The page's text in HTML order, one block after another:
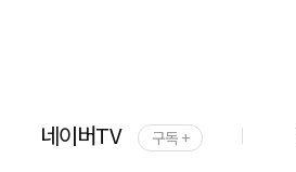
네이버TV 구독 +